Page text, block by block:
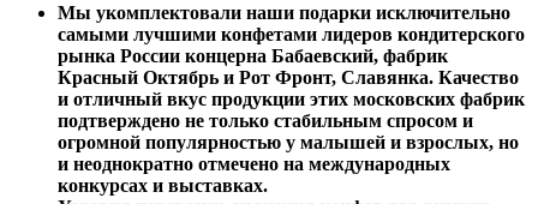
Мы укомплектовали наши подарки исключительно
самыми лучшими конфетами лидеров кондитерского
рынка России концерна Бабаевский, фабрик
Красный Октябрь и Рот Фронт, Славянка. Качество
и отличный вкус продукции этих московских фабрик
подтверждено не только стабильным спросом и
огромной популярностью у малышей и взрослых, но
и неоднократно отмечено на международных
конкурсах и выставках.